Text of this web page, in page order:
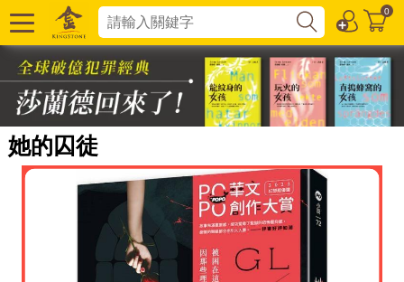
0
她的囚徒